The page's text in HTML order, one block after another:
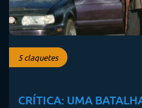
5 claquetes
CRÍTICA: UMA